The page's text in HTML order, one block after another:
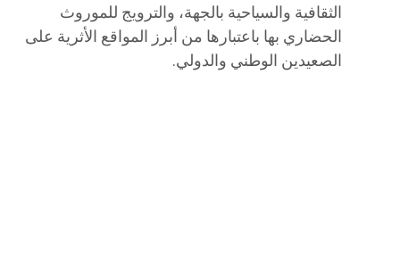
الثقافية والسياحية بالجهة، والترويج للموروث
الحضاري بها باعتبارها من أبرز المواقع الأثرية على
الصعيدين الوطني والدولي.